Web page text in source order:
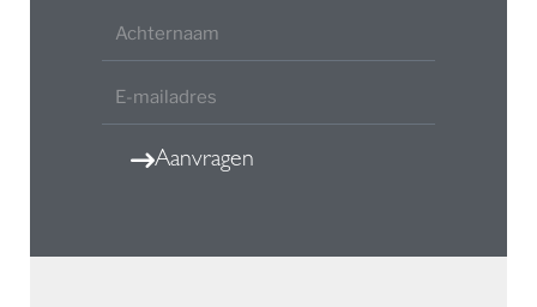
Aanvragen